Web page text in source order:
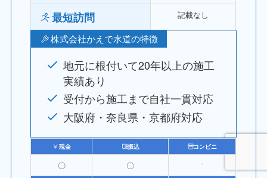
最短訪問 記載なし
株式会社かえで水道の特徴
地元に根付いて20年以上の施工
実績あり
受付から施工まで自社一貫対応
大阪府・奈良県・京都府対応
現金 振込 コンビニ
〇 〇 ⁻